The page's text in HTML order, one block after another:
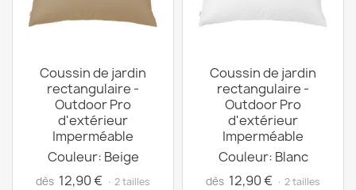
Coussin de jardin
rectangulaire -
Outdoor Pro
d'extérieur
Imperméable
Couleur: Beige
dès 12,90 € · 2 tailles
Coussin de jardin
rectangulaire -
Outdoor Pro
d'extérieur
Imperméable
Couleur: Blanc
dès 12,90 € · 2 tailles